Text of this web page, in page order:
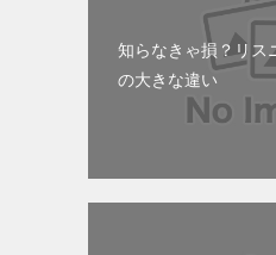
知らなきゃ損？リス
の大きな違い